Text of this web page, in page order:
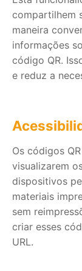
compartilhem
maneira
informações
código QR.
e reduz a
Os códigos
visualizarem
dispositivos
materiais
sem
criar esses
URL.